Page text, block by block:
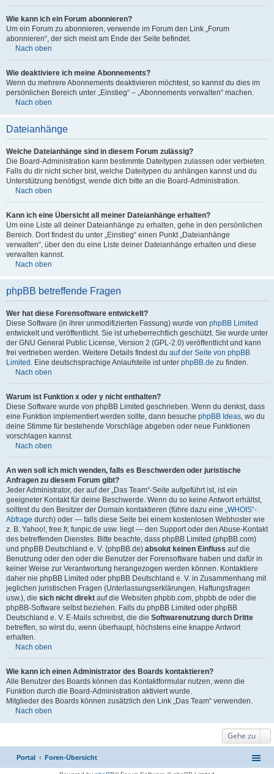
Wie kann ich ein Forum abonnieren?
Um ein Forum zu abonnieren, verwende im Forum den Link „Forum
abonnieren“, der sich meist am Ende der Seite befindet.
Nach oben
Wie deaktiviere ich meine Abonnements?
Wenn du mehrere Abonnements deaktivieren möchtest, so kannst du dies im
persönlichen Bereich unter „Einstieg“ – „Abonnements verwalten“ machen.
Nach oben
Dateianhänge
Welche Dateianhänge sind in diesem Forum zulässig?
Die Board-Administration kann bestimmte Dateitypen zulassen oder verbieten.
Falls du dir nicht sicher bist, welche Dateitypen du anhängen kannst und du
Unterstützung benötigst, wende dich bitte an die Board-Administration.
Nach oben
Kann ich eine Übersicht all meiner Dateianhänge erhalten?
Um eine Liste all deiner Dateianhänge zu erhalten, gehe in den persönlichen
Bereich. Dort findest du unter „Einstieg“ einen Punkt „Dateianhänge
verwalten“, über den du eine Liste deiner Dateianhänge erhalten und diese
verwalten kannst.
Nach oben
phpBB betreffende Fragen
Wer hat diese Forensoftware entwickelt?
Diese Software (in ihrer unmodifizierten Fassung) wurde von phpBB Limited
entwickelt und veröffentlicht. Sie ist urheberrechtlich geschützt. Sie wurde unter
der GNU General Public License, Version 2 (GPL-2.0) veröffentlicht und kann
frei vertrieben werden. Weitere Details findest du auf der Seite von phpBB
Limited . Eine deutschsprachige Anlaufstelle ist unter phpBB.de zu finden.
Nach oben
Warum ist Funktion x oder y nicht enthalten?
Diese Software wurde von phpBB Limited geschrieben. Wenn du denkst, dass
eine Funktion implementiert werden sollte, dann besuche phpBB Ideas, wo du
deine Stimme für bestehende Vorschläge abgeben oder neue Funktionen
vorschlagen kannst.
Nach oben
An wen soll ich mich wenden, falls es Beschwerden oder juristische
Anfragen zu diesem Forum gibt?
Jeder Administrator, der auf der „Das Team“-Seite aufgeführt ist, ist ein
geeigneter Kontakt für deine Beschwerde. Wenn du so keine Antwort erhältst,
solltest du den Besitzer der Domain kontaktieren (führe dazu eine „WHOIS“-
Abfrage durch) oder — falls diese Seite bei einem kostenlosen Webhoster wie
z. B. Yahoo!, free.fr, funpic.de usw. liegt — den Support oder den Abuse-Kontakt
des betreffenden Dienstes. Bitte beachte, dass phpBB Limited (phpBB.com)
und phpBB Deutschland e. V. (phpBB.de) absolut keinen Einfluss auf die
Benutzung oder den oder die Benutzer der Forensoftware haben und dafür in
keiner Weise zur Verantwortung herangezogen werden können. Kontaktiere
daher nie phpBB Limited oder phpBB Deutschland e. V. in Zusammenhang mit
jeglichen juristischen Fragen (Unterlassungserklärungen, Haftungsfragen
usw.), die sich nicht direkt auf die Websiten phpbb.com, phpbb.de oder die
phpBB-Software selbst beziehen. Falls du phpBB Limited oder phpBB
Deutschland e. V. E-Mails schreibst, die die Softwarenutzung durch Dritte
betreffen, so wirst du, wenn überhaupt, höchstens eine knappe Antwort
erhalten.
Nach oben
Wie kann ich einen Administrator des Boards kontaktieren?
Alle Benutzer des Boards können das Kontaktformular nutzen, wenn die
Funktion durch die Board-Administration aktiviert wurde.
Mitglieder des Boards können zusätzlich den Link „Das Team“ verwenden.
Nach oben
Gehe zu
Portal Foren-Übersicht